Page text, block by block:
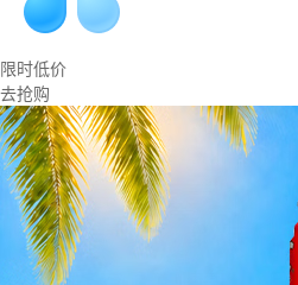
限时低价
去抢购